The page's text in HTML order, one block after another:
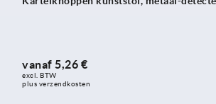
vanaf 5,26 €
excl. BTW
plus verzendkosten